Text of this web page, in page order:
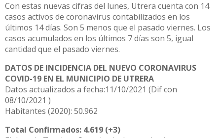
Con estas nuevas cifras del lunes, Utrera cuenta con 14
casos activos de coronavirus contabilizados en los
últimos 14 días. Son 5 menos que el pasado viernes. Los
casos acumulados en los últimos 7 días son 5, igual
cantidad que el pasado viernes.
DATOS DE INCIDENCIA DEL NUEVO CORONAVIRUS
COVID-19 EN EL MUNICIPIO DE UTRERA
Datos actualizados a fecha:11/10/2021 (Dif con
08/10/2021 )
Habitantes (2020): 50.962
Total Confirmados: 4.619 (+3)